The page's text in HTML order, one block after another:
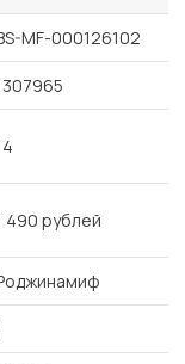
MF-000126102
490 рублей